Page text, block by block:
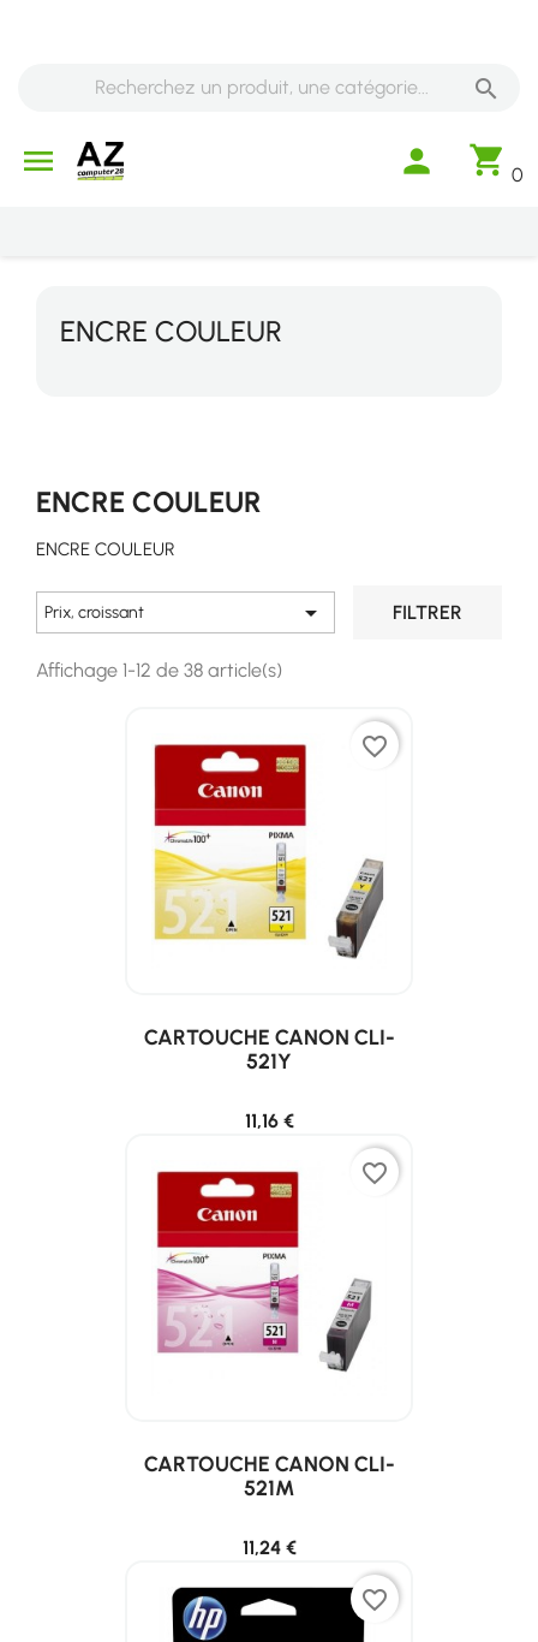

 shopping_cart 0
person
ENCRE COULEUR
ENCRE COULEUR
ENCRE COULEUR
Prix, croissant  FILTRER
Affichage 1-12 de 38 article(s)
favorite_border
CARTOUCHE CANON CLI-
521Y
11,16 €
favorite_border
CARTOUCHE CANON CLI-
521M
11,24 €
favorite_border